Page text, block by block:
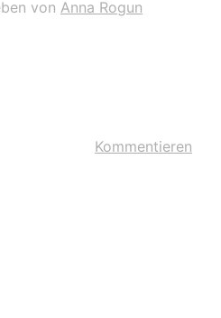
von Anna Rogun
Kommentieren